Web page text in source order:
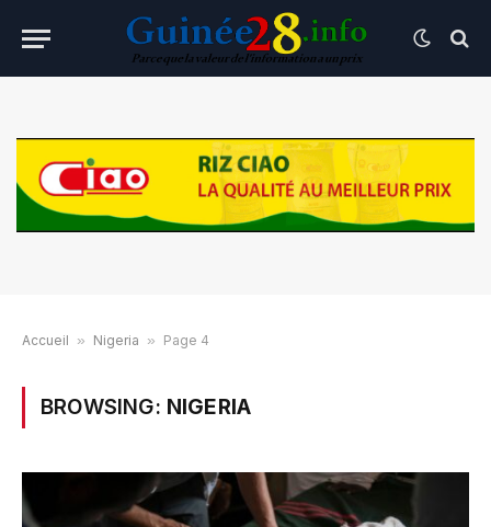
Accueil » Nigeria » Page 4
BROWSING: NIGERIA